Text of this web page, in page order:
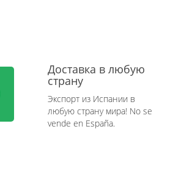
Доставка в любую
страну
Экспорт из Испании в
любую страну мира! No se
vende en España.